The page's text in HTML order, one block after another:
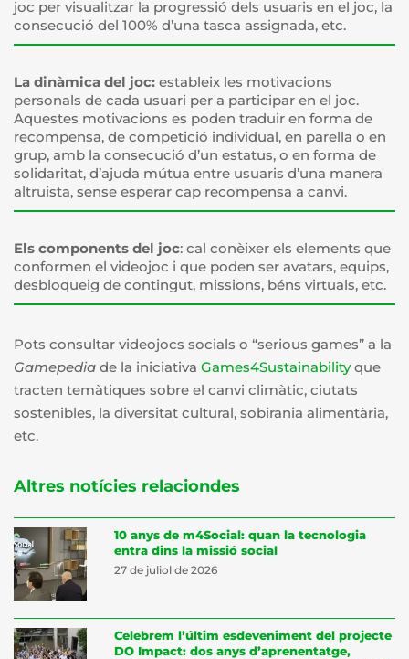
joc per visualitzar la progressió dels usuaris en el joc, la
consecució del 100% d’una tasca assignada, etc.
La dinàmica del joc: estableix les motivacions
personals de cada usuari per a participar en el joc.
Aquestes motivacions es poden traduir en forma de
recompensa, de competició individual, en parella o en
grup, amb la consecució d’un estatus, o en forma de
solidaritat, d’ajuda mútua entre usuaris d’una manera
altruista, sense esperar cap recompensa a canvi.
Els components del joc: cal conèixer els elements que
conformen el videojoc i que poden ser avatars, equips,
desbloqueig de contingut, missions, béns virtuals, etc.
Pots consultar videojocs socials o “serious games” a la
Gamepedia de la iniciativa Games4Sustainabilityque
tracten temàtiques sobre el canvi climàtic, ciutats
sostenibles, la diversitat cultural, sobirania alimentària,
etc.
Altres notícies relaciondes
10 anys de m4Social: quan la tecnologia
entra dins la missió social
27 de juliol de 2026
Celebrem l’últim esdeveniment del projecte
DO Impact: dos anys d’aprenentatge,